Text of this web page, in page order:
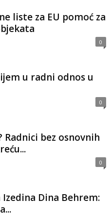
liste za EU pomoć za
0
u radni odnos u
0
Radnici bez osnovnih
0
Dina Behrem: